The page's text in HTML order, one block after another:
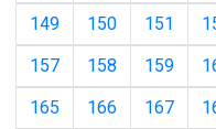
149
150 151
157
158 159
165
166 167